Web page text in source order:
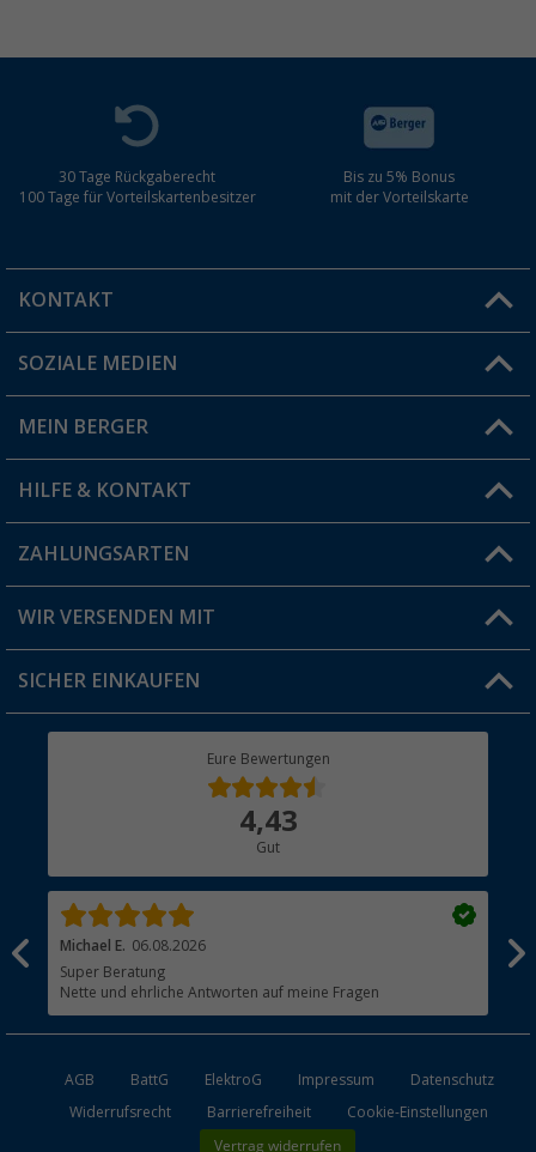
30 Tage Rückgaberecht
100 Tage für Vorteilskartenbesitzer
Bis zu 5% Bonus
mit der Vorteilskarte
KONTAKT
Du hast eine Frage?
Filiale finden
SOZIALE MEDIEN
MEIN BERGER
Vorteilskarte
Blog
Jobs & Karriere
HILFE & KONTAKT
FAQ & Kontakt
Versandinformationen
Rücksendung
ZAHLUNGSARTEN
WIR VERSENDEN MIT
SICHER EINKAUFEN
Eure Bewertungen
4,43
Gut
Michael E. 06.08.2026
Super Beratung
Nette und ehrliche Antworten auf meine Fragen
AGB BattG ElektroG Impressum
Datenschutz
Widerrufsrecht
Barrierefreiheit Cookie-Einstellungen
Vertrag widerrufen